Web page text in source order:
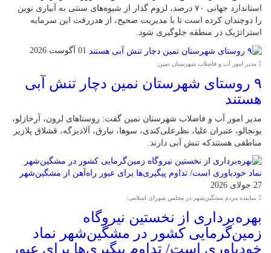
استاندارد جهانی ۷۰ درصد، لزوم گذار از شیوه‌های سنتی به آبیاری نوین
را دوچندان کرده است تا با مدیریت صحیح، از هدررفت این سرمایه
استراتژیک در منطقه جلوگیری شود.
01 آگوست 2026
مدیر امور آب و فاضلاب شهرستان نمین:
۹ روستای شهرستان نمین دچار تنش آبی
هستند
مدیر امور آب و فاضلاب شهرستان نمین گفت: روستاهای لرون، آرخازلو،
یونجالو، عنبران علیا، نظرعلی‌کندی، سوها، نیارق، آلادیزگه، قشلاق پلازیر
مناطقی هستندکه تنش آبی دارند.
27 جولای 2026
نماینده مردم مشگین‌شهر در مجلس شورای اسلامی:
بهره‌برداری از نخستین نیروگاه
زمین‌گرمایی کشور در مشگین‌شهر نماد
خودباوری است/ تداوم پیگیری‌ها برای عبور